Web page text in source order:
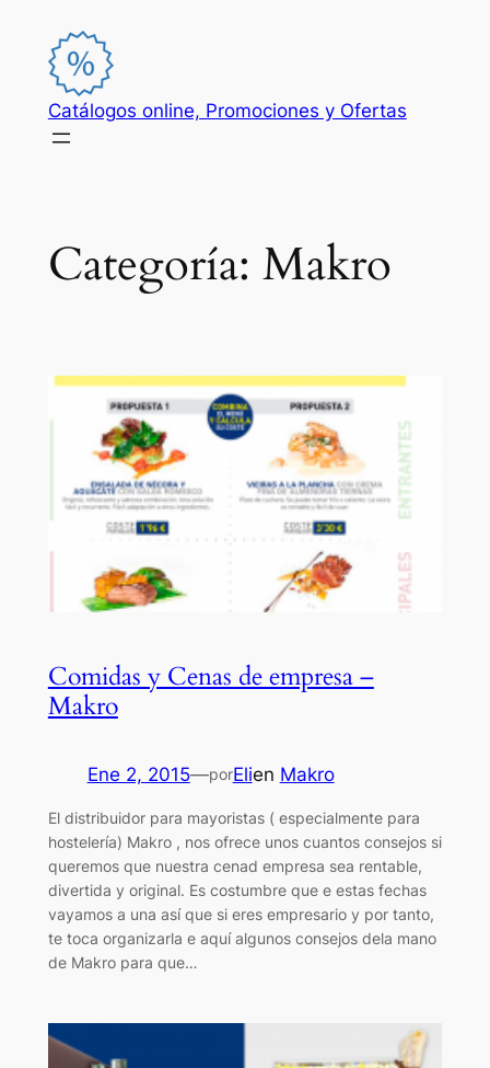
contenido
Catálogos online, Promociones y Ofertas
Categoría: Makro
Comidas y Cenas de empresa –
Makro
Ene 2, 2015—porElien Makro
El distribuidor para mayoristas ( especialmente para
hostelería) Makro , nos ofrece unos cuantos consejos si
queremos que nuestra cenad empresa sea rentable,
divertida y original. Es costumbre que e estas fechas
vayamos a una así que si eres empresario y por tanto,
te toca organizarla e aquí algunos consejos dela mano
de Makro para que…